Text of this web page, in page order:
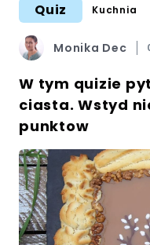
Quiz Kuchnia
Monika Dec
W tym quizie
ciasta. Wstyd
punktow